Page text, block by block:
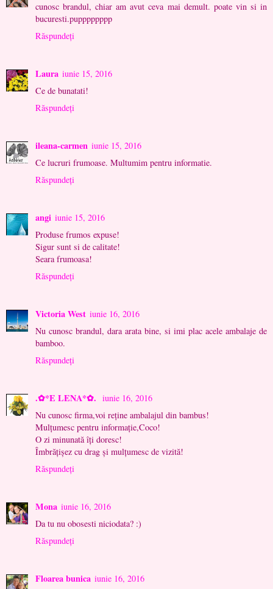
cunosc brandul, chiar am avut ceva mai demult. poate vin si in
bucuresti.pupppppppp
Răspundeți
Laura iunie 15, 2016
Ce de bunatati!
Răspundeți
ileana-carmen iunie 15, 2016
Ce lucruri frumoase. Multumim pentru informatie.
Răspundeți
angi iunie 15, 2016
Produse frumos expuse!
Sigur sunt si de calitate!
Seara frumoasa!
Răspundeți
Victoria West iunie 16, 2016
Nu cunosc brandul, dara arata bine, si imi plac acele ambalaje de
bamboo.
Răspundeți
.✿*E LENA*✿. iunie 16, 2016
Nu cunosc firma,voi reține ambalajul din bambus!
Mulțumesc pentru informație,Coco!
O zi minunată îți doresc!
Îmbrățișez cu drag și mulțumesc de vizită!
Răspundeți
Mona iunie 16, 2016
Da tu nu obosesti niciodata? :)
Răspundeți
Floarea bunica iunie 16, 2016